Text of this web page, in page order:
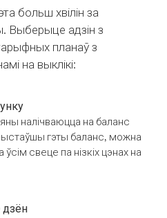
больш хвілін за
адзін з
планаў з
на выклікі:
налічваюцца на баланс
гэты баланс, можна
свеце па нізкіх цэнах на